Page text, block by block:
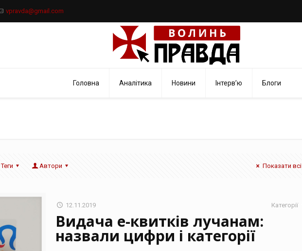
vpravda@gmail.com
Головна Аналітика Новини Інтерв’ю Блоги
Теги Автори Показати всі
12.11.2019 Категорії
Видача е-квитків лучанам:
назвали цифри і категорії